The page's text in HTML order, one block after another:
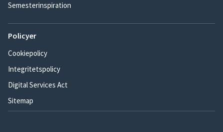
Semesterinspiration
Policyer
Cookiepolicy
Integritetspolicy
Digital Services Act
Sitemap